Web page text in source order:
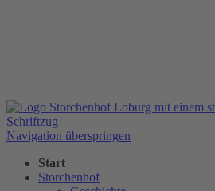
Navigation überspringen
Start
Storchenhof